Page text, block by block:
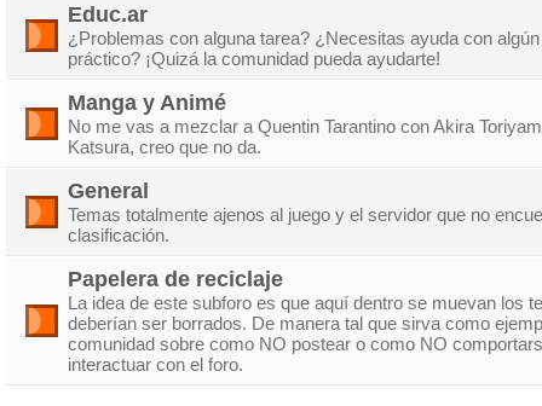
Educ.ar
¿Problemas con alguna tarea? ¿Necesitas ayuda con
práctico? ¡Quizá la comunidad pueda ayudarte!
Manga y Animé
No me vas a mezclar a Quentin Tarantino con Akira
Katsura, creo que no da.
General
Temas totalmente ajenos al juego y el servidor que no
clasificación.
Papelera de reciclaje
La idea de este subforo es que aquí dentro se muevan los
deberían ser borrados. De manera tal que sirva como
comunidad sobre como NO postear o como NO
interactuar con el foro.